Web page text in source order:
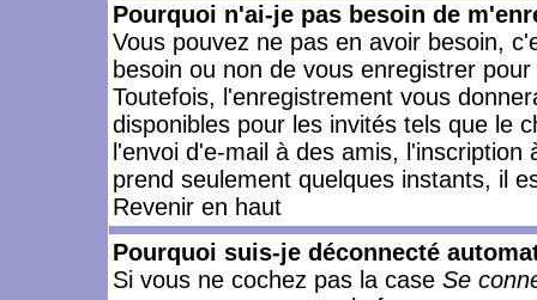
Pourquoi n'ai-je pas besoin de
Vous pouvez ne pas en avoir besoin,
besoin ou non de vous enregistrer
Toutefois, l'enregistrement vous
disponibles pour les invités tels que le
l'envoi d'e-mail à des amis,
prend seulement quelques instants, il
Revenir en haut
Pourquoi suis-je déconnecté
Si vous ne cochez pas la case Se